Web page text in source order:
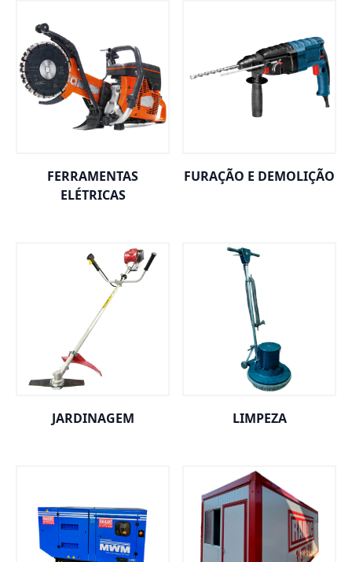
FERRAMENTAS
ELÉTRICAS
FURAÇÃO E DEMOLIÇÃO
JARDINAGEM LIMPEZA